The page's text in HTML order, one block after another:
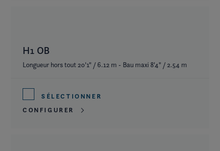
H1 OB
Longueur hors tout 20'1" / 6.12 m - Bau maxi 8'4" / 2.54 m
SÉLECTIONNER
CONFIGURER